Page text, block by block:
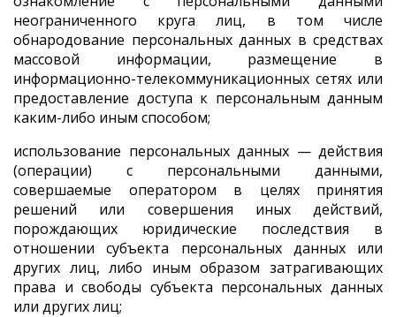
неограниченного круга лиц, в том числе
обнародование персональных данных в средствах
массовой информации, размещение в
информационно-телекоммуникационных сетях или
предоставление доступа к персональным данным
каким-либо иным способом;
использование персональных данных — действия
(операции) с персональными данными,
совершаемые оператором в целях принятия
решений или совершения иных действий,
порождающих юридические последствия в
отношении субъекта персональных данных или
других лиц, либо иным образом затрагивающих
права и свободы субъекта персональных данных
или других лиц;